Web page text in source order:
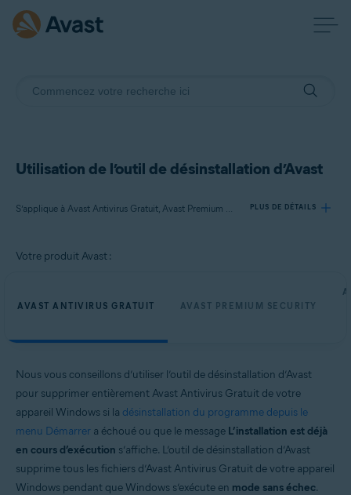
Utilisation de l’outil de désinstallation d’Avast
S’applique à Avast Antivirus Gratuit, Avast Premium Security, Avast One, Avast Secure Browser PLUS DE DÉTAILS
Avast Premium Security
Votre produit Avast :
AVAST ANTIVIRUS GRATUIT AVAST PREMIUM SECURITY
Nous vous conseillons d’utiliser l’outil de désinstallation d’Avast
pour supprimer entièrement Avast Antivirus Gratuit de votre
appareil Windows si la désinstallation du programme depuis le
menu Démarrer a échoué ou que le message L’installation est déjà
en cours d’exécution s’affiche. L’outil de désinstallation d’Avast
supprime tous les fichiers d’Avast Antivirus Gratuit de votre appareil
Windows pendant que Windows s’exécute en mode sans échec.